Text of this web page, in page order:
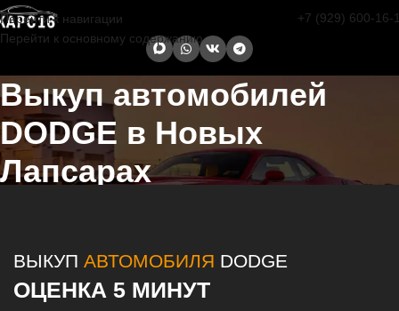
Перейти к навигации
Перейти к основному содержанию
+7 (929) 600-16-
Выкуп автомобилей
DODGE в Новых
Лапсарах
ВЫКУП АВТОМОБИЛЯ DODGE
ОЦЕНКА 5 МИНУТ